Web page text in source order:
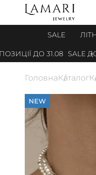
SALE
ДО 31.08 SALE ДО
ГоловнаКаталог
NEW